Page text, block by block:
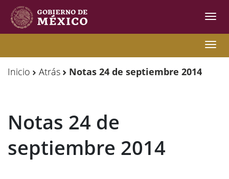
de
Y
Movilidades
Humanas
de
Y
Movilidades
Humanas
Inicio Atrás Notas 24 de septiembre 2014
Notas 24 de
septiembre 2014